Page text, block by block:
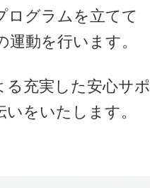
ログラムを立てて
動を行います。
る 充実した安心サ
をいたします。